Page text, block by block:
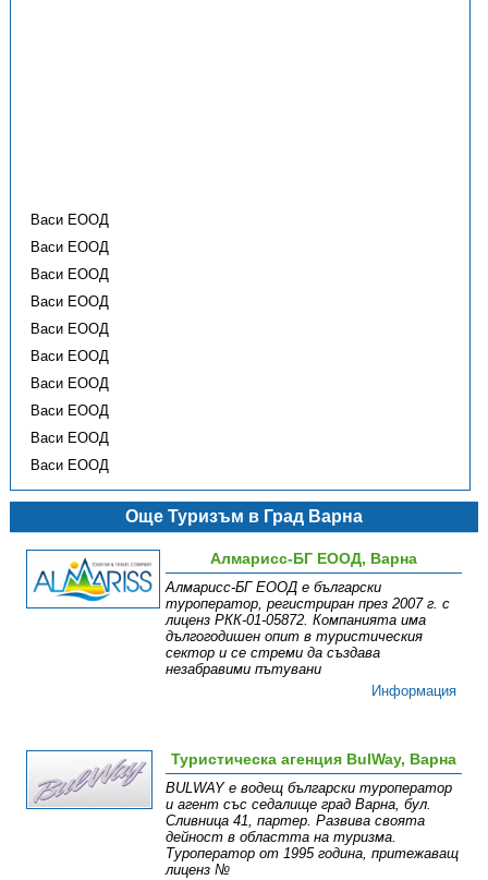
Васи ЕООД
Васи ЕООД
Васи ЕООД
Васи ЕООД
Васи ЕООД
Васи ЕООД
Васи ЕООД
Васи ЕООД
Васи ЕООД
Васи ЕООД
Още Туризъм в Град Варна
Алмарисс-БГ ЕООД, Варна
Алмарисс-БГ ЕООД е български
туроператор, регистриран през 2007 г. с
лиценз РКК-01-05872. Компанията има
дългогодишен опит в туристическия
сектор и се стреми да създава
незабравими пътувани
Информация
Туристическа агенция BulWay, Варна
BULWAY е водещ български туроператор
и агент със седалище град Варна, бул.
Сливница 41, партер. Развива своята
дейност в областта на туризма.
Туроператор от 1995 година, притежаващ
лиценз №